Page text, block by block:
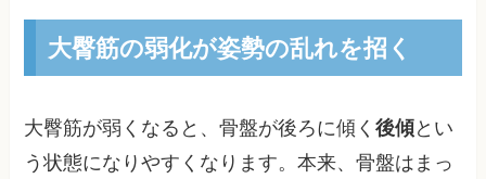
大臀筋の弱化が姿勢の乱れを招く
大臀筋が弱くなると、骨盤が後ろに傾く後傾とい
う状態になりやすくなります。本来、骨盤はまっ